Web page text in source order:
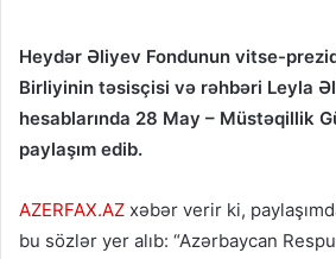
Heydər Əliyev Fondunun vitse-
Birliyinin təsisçisi və rəhbəri Leyla
hesablarında 28 May – Müstəqillik
paylaşım edib.
AZERFAX.AZ xəbər verir ki,
bu sözlər yer alıb: “Azərbaycan